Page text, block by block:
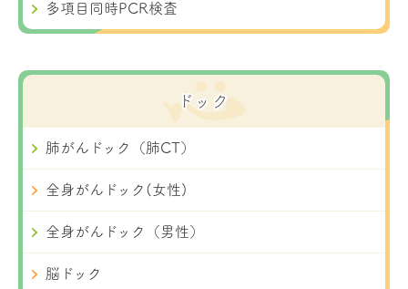
多項目同時PCR検査
ドック
肺がんドック（肺CT）
全身がんドック(女性)
全身がんドック（男性）
脳ドック